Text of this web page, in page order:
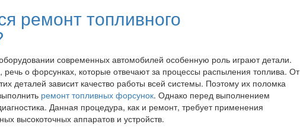
ремонт топливного
современных автомобилей особенную роль играют детали.
речь о форсунках, которые отвечают за процессы распыления топлива. От
деталей зависит качество работы всей системы. Поэтому их поломка
ремонт топливных форсунок. Однако перед выполнением
Данная процедура, как и ремонт, требует применения
высокоточных аппаратов и устройств.